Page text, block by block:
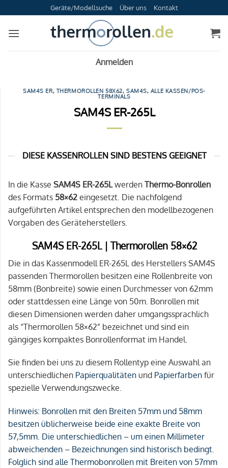
Inhalt
springen
Geräte/Modellsuche Über uns Kontakt
Anmelden
SAM4S ER, THERMOROLLEN 58X62, SAM4S, ALLE KASSEN/POS-
TERMINALS
SAM4S ER-265L
DIESE KASSENROLLEN SIND BESTENS GEEIGNET
In die Kasse SAM4S ER-265Lwerden Thermo-Bonrollen
des Formats 58×62 eingesetzt. Die nachfolgend
aufgeführten Artikel entsprechen den modellbezogenen
Vorgaben des Geräteherstellers.
SAM4S ER-265L | Thermorollen 58×62
Die in das Kassenmodell ER-265L des Herstellers SAM4S
passenden Thermorollen besitzen eine Rollenbreite von
58mm (Bonbreite) sowie einen Durchmesser von 62mm
oder stattdessen eine Länge von 50m. Bonrollen mit
diesen Dimensionen werden daher umgangssprachlich
als “Thermorollen 58×62” bezeichnet und sind ein
gängiges kompaktes Bonrollenformat im Handel.
Sie finden bei uns zu diesem Rollentyp eine Auswahl an
unterschiedlichen Papierqualitäten und Papierfarben für
spezielle Verwendungszwecke.
Hinweis: Bonrollen mit den Breiten 57mm und 58mm
besitzen üblicherweise beide eine exakte Breite von
57,5mm. Die unterschiedlichen – um einen Millimeter
abweichenden – Bezeichnungen sind historisch bedingt.
Folglich sind alle Thermobonrollen mit Breiten von 57mm